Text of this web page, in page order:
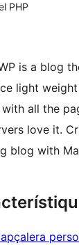
PHP
is a blog
light
all the
love it.
blog with